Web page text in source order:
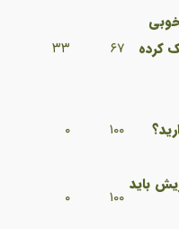
خوبی
کرده
۶۷ ۳۳
۱۰۰ ۰
باید
۱۰۰ ۰